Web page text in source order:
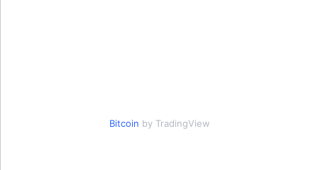
Bitcoin by TradingView